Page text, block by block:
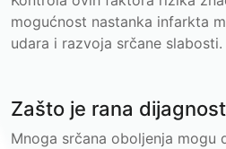
mogućnost nastanka infarkta
udara i razvoja srčane slabosti.
Zašto je rana
Mnoga srčana oboljenja mogu